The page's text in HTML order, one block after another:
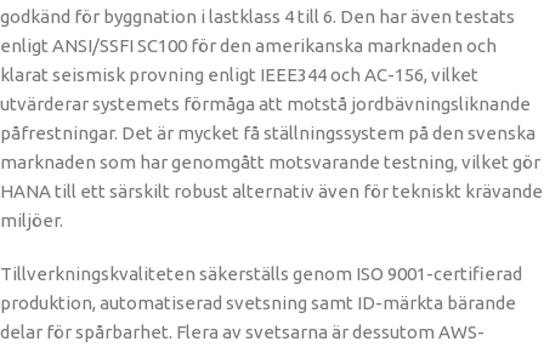
godkänd för byggnation i lastklass 4 till 6. Den har även testats
enligt ANSI/SSFI SC100 för den amerikanska marknaden och
klarat seismisk provning enligt IEEE344 och AC-156, vilket
utvärderar systemets förmåga att motstå jordbävningsliknande
påfrestningar. Det är mycket få ställningssystem på den svenska
marknaden som har genomgått motsvarande testning, vilket gör
HANA till ett särskilt robust alternativ även för tekniskt krävande
miljöer.
Tillverkningskvaliteten säkerställs genom ISO 9001-certifierad
produktion, automatiserad svetsning samt ID-märkta bärande
delar för spårbarhet. Flera av svetsarna är dessutom AWS-